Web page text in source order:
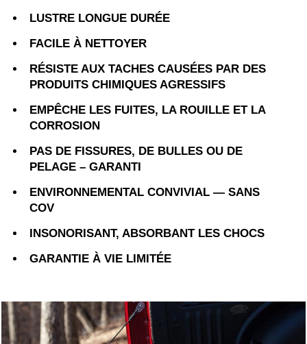
LUSTRE LONGUE DURÉE
FACILE À NETTOYER
RÉSISTE AUX TACHES CAUSÉES PAR DES
PRODUITS CHIMIQUES AGRESSIFS
EMPÊCHE LES FUITES, LA ROUILLE ET LA
CORROSION
PAS DE FISSURES, DE BULLES OU DE
PELAGE – GARANTI
ENVIRONNEMENTAL CONVIVIAL — SANS
COV
INSONORISANT, ABSORBANT LES CHOCS
GARANTIE À VIE LIMITÉE